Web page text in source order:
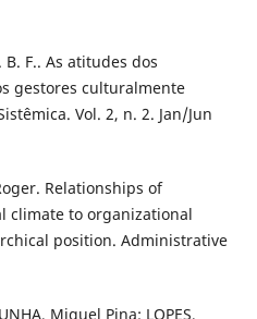
B. F.. As atitudes dos
gestores culturalmente
Vol. 2, n. 2. Jan/Jun
Relationships of
climate to organizational
position. Administrative
Miguel Pina; LOPES,